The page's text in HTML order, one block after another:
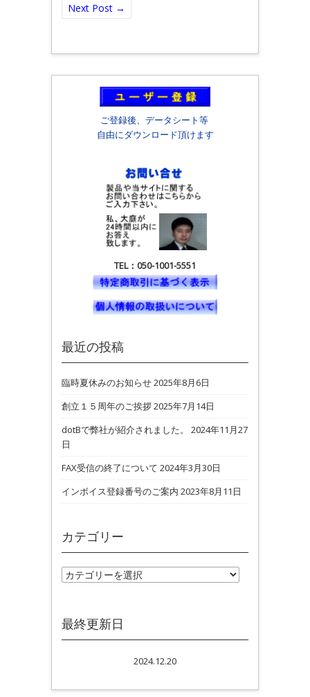
Next Post →
ご登録後、データシート等
自由にダウンロード頂けます
TEL：050-1001-5551
最近の投稿
臨時夏休みのお知らせ2025年8月6日
創立１５周年のご挨拶2025年7月14日
dotBで弊社が紹介されました。
2024年11月27
日
FAX受信の終了について 2024年3月30日
インボイス登録番号のご案内 2023年8月11日
カテゴリー
カテゴリー
最終更新日
2024.12.20